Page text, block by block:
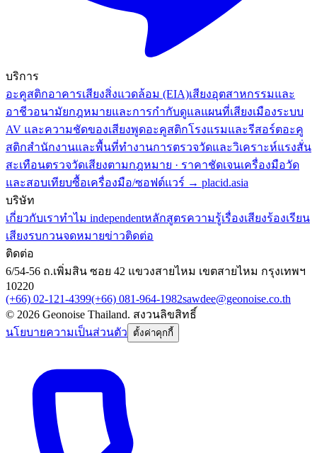
บริการ
อะคูสติกอาคารเสียงสิ่งแวดล้อม (EIA)เสียงอุตสาหกรรมและ
อาชีวอนามัยกฎหมายและการกำกับดูแลแผนที่เสียงเมืองระบบ
AV และความชัดของเสียงพูดอะคูสติกโรงแรมและรีสอร์ตอะคู
สติกสำนักงานและพื้นที่ทำงานการตรวจวัดและวิเคราะห์แรงสั่น
สะเทือนตรวจวัดเสียงตามกฎหมาย · ราคาชัดเจนเครื่องมือวัด
และสอบเทียบซื้อเครื่องมือ/ซอฟต์แวร์ → placid.asia
บริษัท
เกี่ยวกับเราทำไม independentหลักสูตรความรู้เรื่องเสียงร้องเรียน
เสียงรบกวนจดหมายข่าวติดต่อ
ติดต่อ
6/54-56 ถ.เพิ่มสิน ซอย 42 แขวงสายไหม เขตสายไหม กรุงเทพฯ
10220
(+66) 02-121-4399(+66) 081-964-1982sawdee@geonoise.co.th
© 2026 Geonoise Thailand. สงวนลิขสิทธิ์
นโยบายความเป็นส่วนตัว
ตั้งค่าคุกกี้